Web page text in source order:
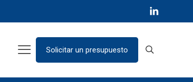
Solicitar un presupuesto